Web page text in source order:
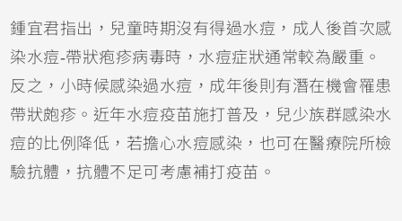
鍾宜君指出，兒童時期沒有得過水痘，成人後首次感
染水痘-帶狀疱疹病毒時，水痘症狀通常較為嚴重。
反之，小時候感染過水痘，成年後則有潛在機會罹患
帶狀皰疹。近年水痘疫苗施打普及，兒少族群感染水
痘的比例降低，若擔心水痘感染，也可在醫療院所檢
驗抗體，抗體不足可考慮補打疫苗。